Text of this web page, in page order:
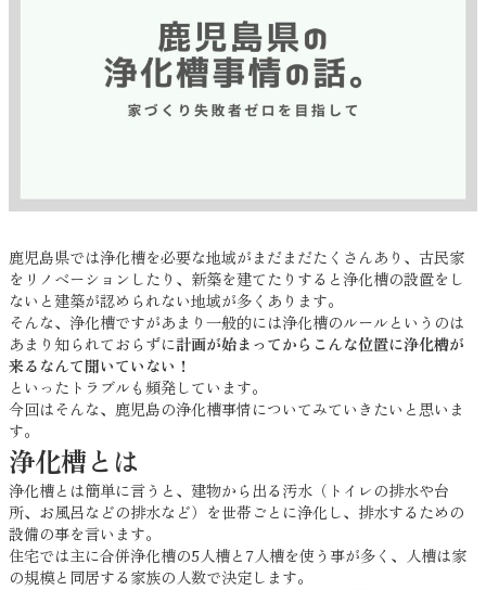
鹿児島県では浄化槽を必要な地域がまだまだたくさんあり、古民家
をリノベーションしたり、新築を建てたりすると浄化槽の設置をし
ないと建築が認められない地域が多くあります。
そんな、浄化槽ですがあまり一般的には浄化槽のルールというのは
あまり知られておらずに計画が始まってからこんな位置に浄化槽が
来るなんて聞いていない！
といったトラブルも頻発しています。
今回はそんな、鹿児島の浄化槽事情についてみていきたいと思いま
す。
浄化槽とは
浄化槽とは簡単に言うと、建物から出る汚水（トイレの排水や台
所、お風呂などの排水など）を世帯ごとに浄化し、排水するための
設備の事を言います。
住宅では主に合併浄化槽の5人槽と7人槽を使う事が多く、人槽は家
の規模と同居する家族の人数で決定します。